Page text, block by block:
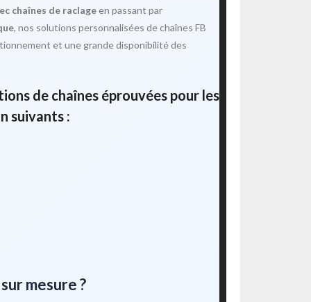
chaînes de raclageen passant par
, nos solutions personnalisées de chaînes FB
et une grande disponibilité des
de chaînes éprouvées pour les
suivants :
mesure ?